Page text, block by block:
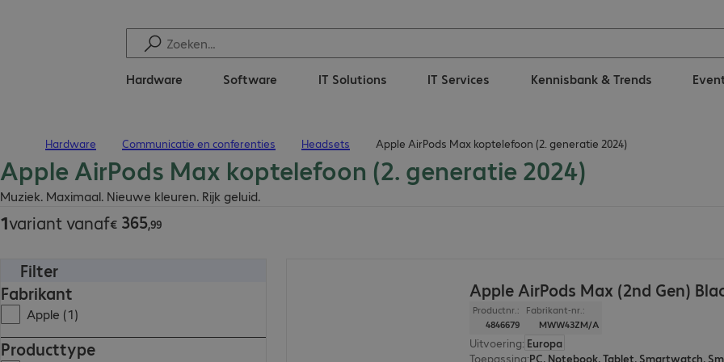
Hardware Software IT Solutions IT Services Kennisbank & Trends
Hardware Communicatie en conferenties Headsets Apple AirPods Max koptelefoon (2. generatie 2024)
Apple AirPods Max koptelefoon (2. generatie 2024)
Muziek. Maximaal. Nieuwe kleuren. Rijk geluid.
1variant vanaf€ 365,99
€ 365,99
Filter
Fabrikant
Apple (1)
Producttype
Apple AirPods Max (2nd Gen)
Productnr.:
4846679
Fabrikant-nr.:
MWW43ZM/A
Uitvoering: Europa
Toepassing:PC, Notebook, Tablet, Smartwatch,